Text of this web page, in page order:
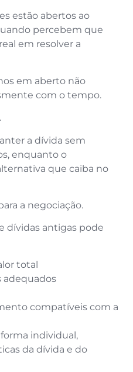
estão abertos ao
percebem que
em resolver a
em aberto não
com o tempo.
a dívida sem
enquanto o
que caiba no
a negociação.
dívidas antigas pode
total
adequados
compatíveis com a
individual,
da dívida e do